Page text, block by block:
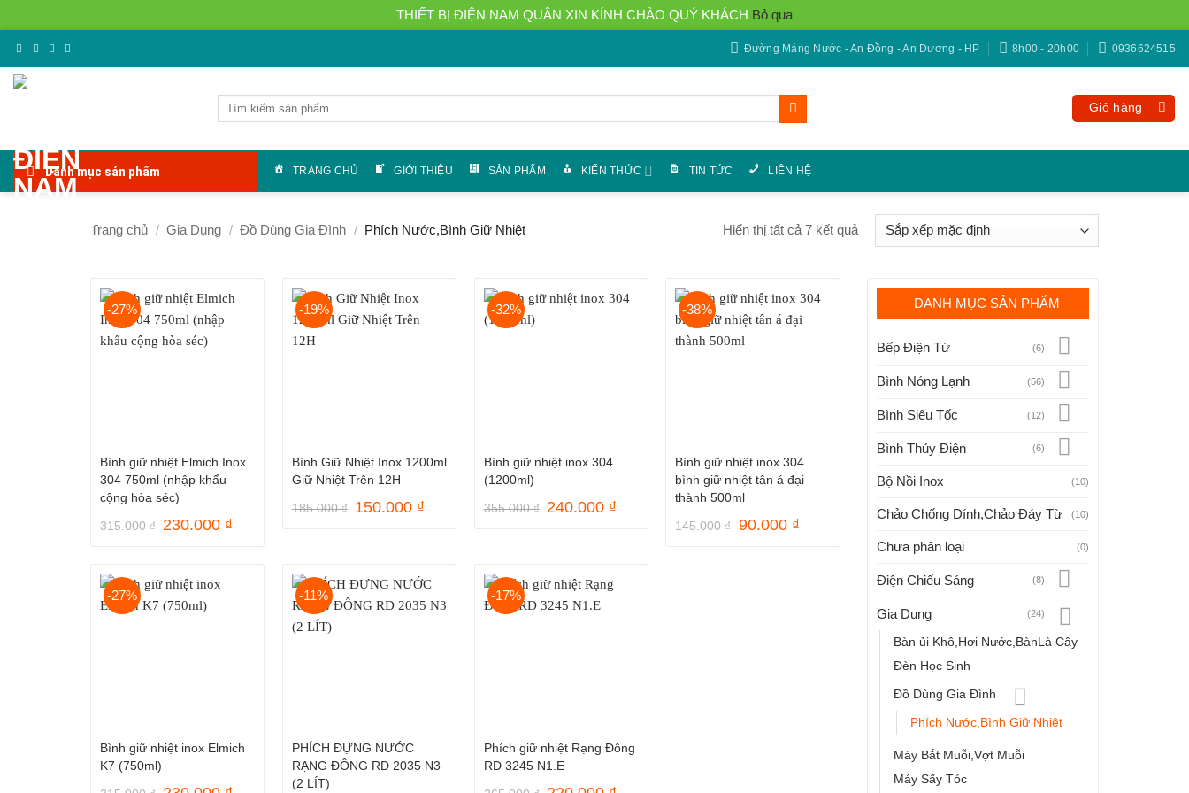
THIẾT BỊ ĐIỆN NAM QUÂN XIN KÍNH CHÀO QUÝ KHÁCH Bỏ qua
nội
Đường Máng Nước - An Đồng - An Dương - HP 8h00 - 20h00 0936624515
Tìm
Giỏ hàng
Danh mục sản phẩm TRANG CHỦ GIỚI THIỆU SẢN PHẨM KIẾN THỨC TIN TỨC LIÊN HỆ
Trang chủ / Gia Dụng / Đồ Dùng Gia Đình / Phích Nước,Bình Giữ Nhiệt Hiển thị tất cả 7 kết quả
-27%
Bình giữ nhiệt Elmich Inox
304 750ml (nhập khẩu
cộng hòa séc)
315.000₫ Giá
230.000 ₫Giá
230.000 ₫.
-19%
Bình Giữ Nhiệt Inox 1200ml
Giữ Nhiệt Trên 12H
185.000₫ Giá
150.000 ₫Giá
150.000 ₫.
-32%
Bình giữ nhiệt inox 304
(1200ml)
355.000₫ Giá
240.000 ₫Giá
-38%
Bình giữ nhiệt inox 304
bình giữ nhiệt tân á đại
thành 500ml
145.000₫ Giá
90.000 ₫Giá
-27%
Bình giữ nhiệt inox Elmich
K7 (750ml)
-11%
PHÍCH ĐỰNG NƯỚC
RẠNG ĐÔNG RD 2035 N3
(2 LÍT)
-17%
Phích giữ nhiệt Rạng Đông
RD 3245 N1.E
DANH MỤC SẢN PHẨM
Bếp Điện Từ (6)
Bình Nóng Lạnh (56)
Bình Siêu Tốc (12)
Bình Thủy Điện (6)
Bộ Nồi Inox (10)
Chảo Chống Dính,Chảo Đáy Từ (10)
Chưa phân loại (0)
Điện Chiếu Sáng (8)
Gia Dụng (24)
Bàn ủi Khô,Hơi Nước,BànLà Cây
Đèn Học Sinh
Đồ Dùng Gia Đình
Phích Nước,Bình Giữ Nhiệt
Máy Bắt Muỗi,Vợt Muỗi
Máy Sấy Tóc